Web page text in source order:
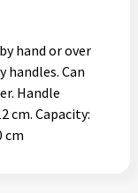
hand or over
handles. Can
Handle
cm. Capacity:
cm